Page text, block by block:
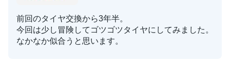
前回のタイヤ交換から3年半。
今回は少し冒険してゴツゴツタイヤにしてみました。
なかなか似合うと思います。